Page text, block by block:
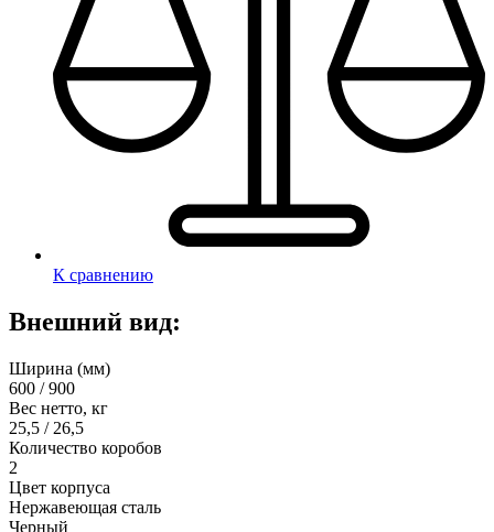
К сравнению
Внешний вид:
Ширина (мм)
600 / 900
Вес нетто, кг
25,5 / 26,5
Количество коробов
2
Цвет корпуса
Нержавеющая сталь
Черный